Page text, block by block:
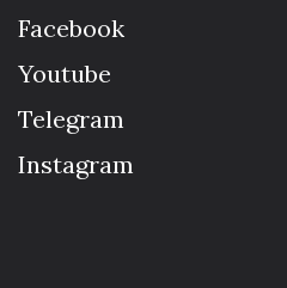
Facebook
Youtube
Telegram
Instagram